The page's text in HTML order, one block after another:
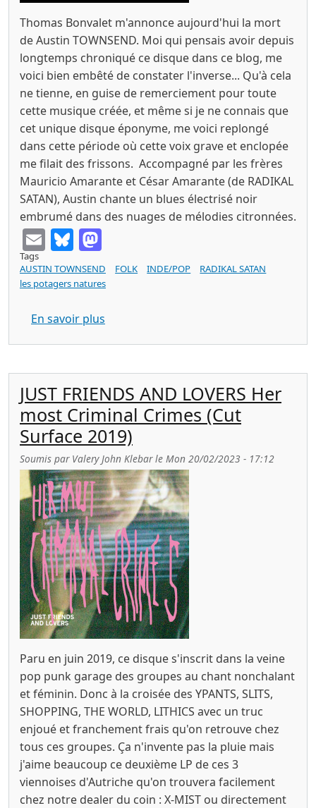
Thomas Bonvalet m'annonce aujourd'hui la mort
de Austin TOWNSEND. Moi qui pensais avoir depuis
longtemps chroniqué ce disque dans ce blog, me
voici bien embêté de constater l'inverse... Qu'à cela
ne tienne, en guise de remerciement pour toute
cette musique créée, et même si je ne connais que
cet unique disque éponyme, me voici replongé
dans cette période où cette voix grave et enclopée
me filait des frissons. Accompagné par les frères
Mauricio Amarante et César Amarante (de RADIKAL
SATAN), Austin chante un blues électrisé noir
embrumé dans des nuages de mélodies citronnées.
EmailBluesky
Tags
AUSTIN TOWNSEND
FOLK INDE/POP
RADIKAL SATAN
les potagers natures
En savoir plus
JUST FRIENDS AND LOVERS Her
most Criminal Crimes (Cut
Surface 2019)
Soumis par Valery John Klebarle Mon 20/02/2023 - 17:12
Paru en juin 2019, ce disque s'inscrit dans la veine
pop punk garage des groupes au chant nonchalant
et féminin. Donc à la croisée des YPANTS, SLITS,
SHOPPING, THE WORLD, LITHICS avec un truc
enjoué et franchement frais qu'on retrouve chez
tous ces groupes. Ça n'invente pas la pluie mais
j'aime beaucoup ce deuxième LP de ces 3
viennoises d'Autriche qu'on trouvera facilement
chez notre dealer du coin : X-MIST ou directement